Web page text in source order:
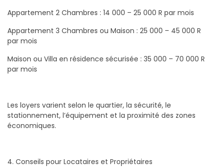
Appartement 2 Chambres : 14 000 – 25 000 R par mois
Appartement 3 Chambres ou Maison : 25 000 – 45 000 R
par mois
Maison ou Villa en résidence sécurisée : 35 000 – 70 000 R
par mois
Les loyers varient selon le quartier, la sécurité, le
stationnement, l’équipement et la proximité des zones
économiques.
4. Conseils pour Locataires et Propriétaires